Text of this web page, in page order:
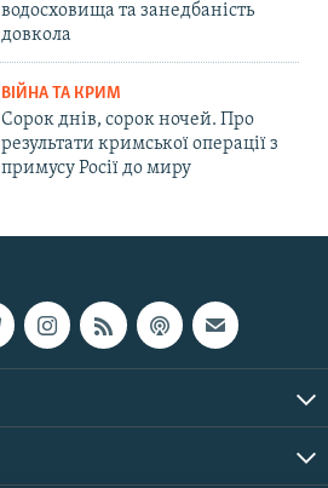
водосховища та занедбаність
довкола
ВІЙНА ТА КРИМ
Сорок днів, сорок ночей. Про
результати кримської операції з
примусу Росії до миру